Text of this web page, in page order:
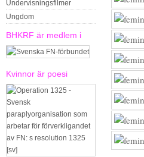
Undervisningsfilmer
Ungdom
BHKRF är medlem i
Kvinnor är poesi